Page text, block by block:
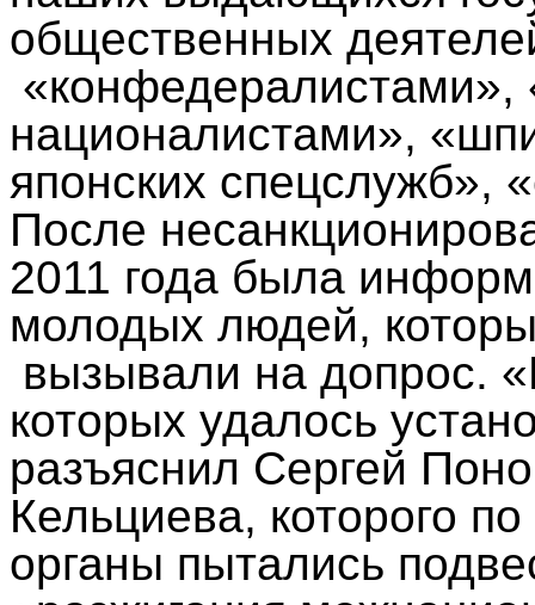
общественных
«конфедералистами»,
националистами»,
японских спецслужб»,
После
2011 года была
молодых людей,
вызывали на допрос.
которых удалось
разъяснил Сергей
Кельциева, которого
органы пытались